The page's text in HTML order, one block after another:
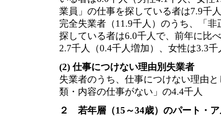
業員」の仕事を探している者は7.9千
完全失業者（11.9千人）のうち、「
探している者は6.0千人で、前年に比
2.7千人（0.4千人増加）、女性は3.3
(2) 仕事につけない理由別失業者
失業者のうち、仕事につけない理由
類・内容の仕事がない」の4.4千人
２ 若年層（15～34歳）のパート・